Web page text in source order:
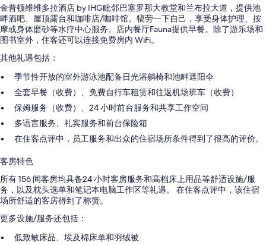
金普顿维维多拉酒店 by IHG毗邻巴塞罗那大教堂和兰布拉大道，提供池
畔酒吧、屋顶露台和咖啡店/咖啡馆。犒劳一下自己，享受身体护理、按
摩或身体磨砂等水疗中心服务。店内餐厅Fauna提供早餐。除了游乐场和
图书室外，住客还可以连接免费房内 WiFi。
其他礼遇包括：
季节性开放的室外游泳池配备日光浴躺椅和池畔遮阳伞
全套早餐（收费）、免费自行车租赁和往返机场班车（收费）
保姆服务（收费）、24 小时前台服务和共享工作空间
多语言服务、礼宾服务和前台保险箱
在住客点评中，员工服务和出众的住宿场所条件得到了很高的评价。
客房特色
所有 156 间客房均具备24 小时客房服务和高档床上用品等舒适设施/服
务，以及枕头选单和笔记本电脑工作区等礼遇。 在住客点评中，该住宿
场所舒适的客房得到了称赞。
更多设施/服务还包括：
低致敏床品、埃及棉床单和羽绒被